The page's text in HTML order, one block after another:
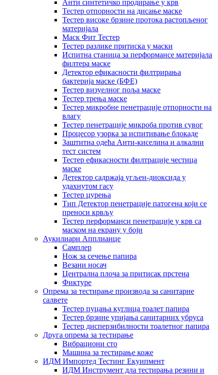
Анти синтетичко продирање у крв
Тестер отпорности на дисање маске
Тестер високе брзине протока растопљеног
материјала
Маск Фит Тестер
Тестер разлике притиска у маски
Испитна станица за перформансе материјала
филтера маске
Детектор ефикасности филтрирања
бактерија маске (БФЕ)
Тестер визуелног поља маске
Тестер трења маске
Тестер микробне пенетрације отпорности на
влагу
Тестер пенетрације микроба против сувог
Процесор узорка за испитивање блокаде
Заштитна одећа Анти-киселина и алкални
тест систем
Тестер ефикасности филтрације честица
маске
Детектор садржаја угљен-диоксида у
удахнутом гасу
Тестер цурења
Тип Детектор пенетрације патогена који се
преноси крвљу
Тестер перформанси пенетрације у крв са
маском на екрану у боји
Аукилиари Апплианце
Самплер
Нож за сечење папира
Везани носач
Централна плоча за притисак прстена
Фиктуре
Опрема за тестирање производа за санитарне
салвете
Тестер пуцања куглица тоалет папира
Тестер брзине упијања санитарних убруса
Тестер дисперзибилности тоалетног папира
Друга опрема за тестирање
Вибрациони сто
Машина за тестирање коже
ИДМ Импортед Тестинг Екуипмент
ИДМ Инструмент дла тестирања резини и